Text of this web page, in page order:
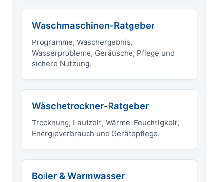
Waschmaschinen-Ratgeber
Programme, Waschergebnis,
Wasserprobleme, Geräusche, Pflege und
sichere Nutzung.
Wäschetrockner-Ratgeber
Trocknung, Laufzeit, Wärme, Feuchtigkeit,
Energieverbrauch und Gerätepflege.
Boiler & Warmwasser